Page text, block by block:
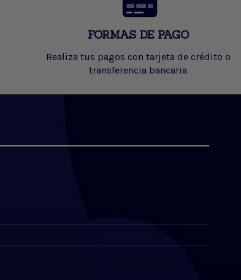
FORMAS DE PAGO
Realiza tus pagos con tarjeta de crédito o
transferencia bancaria